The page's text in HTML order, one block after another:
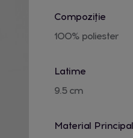
Compoziție
100% poliester
Latime
9.5 cm
Material Principal